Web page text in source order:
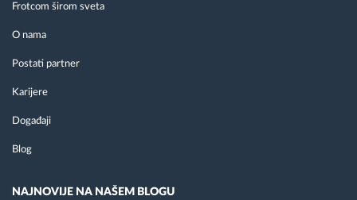
Frotcom širom sveta
O nama
Postati partner
Karijere
Događaji
Blog
NAJNOVIJE NA NAŠEM BLOGU